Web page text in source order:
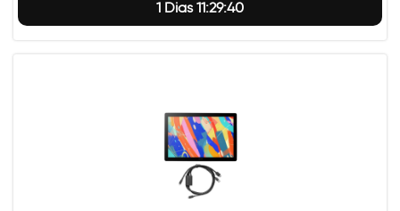
1 Dias 11:29:39